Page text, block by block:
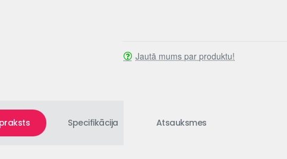
Jautā mums par produktu!
Specifikācija Atsauksmes